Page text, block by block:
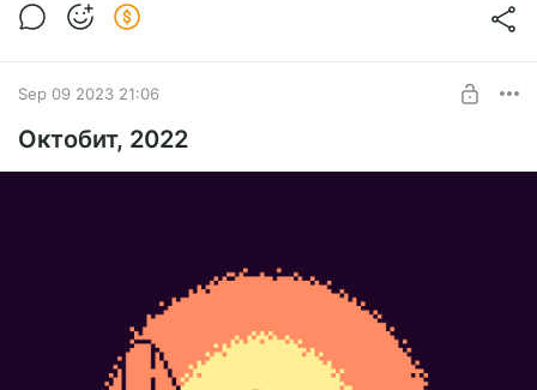
Дождливый мир.
Sep 09 2023 21:06
Октобит, 2022